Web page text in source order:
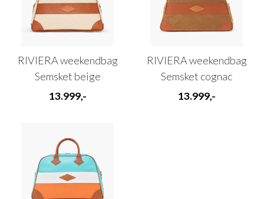
RIVIERA weekendbag
Semsket beige
13.999,-
RIVIERA weekendbag
Semsket cognac
13.999,-